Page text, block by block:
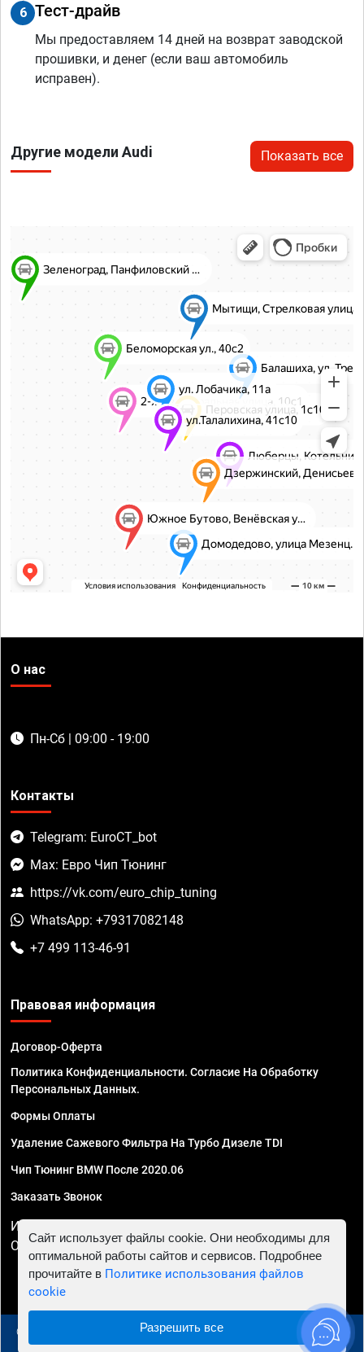
6 Тест-драйв
Мы предоставляем 14 дней на возврат заводской
прошивки, и денег (если ваш автомобиль
исправен).
Другие модели Audi Показать все
О нас
Пн-Сб | 09:00 - 19:00
Контакты
Telegram: EuroCT_bot
Max: Евро Чип Тюнинг
https://vk.com/euro_chip_tuning
WhatsApp: +79317082148
+7 499 113-46-91
Правовая информация
Договор-Оферта
Политика Конфиденциальности. Согласие На Обработку
Персональных Данных.
Формы Оплаты
Удаление Сажевого Фильтра На Турбо Дизеле TDI
Чип Тюнинг BMW После 2020.06
Заказать Звонок
ИП Смирнов Георгий Павлович. ИНН 781302555843,
ОГРНИП 324470400032610
© 2010 - 2026 Чип тюнинг в Москве и МО - Автосервис
Сайт использует файлы cookie. Они необходимы для
оптимальной работы сайтов и сервисов. Подробнее
прочитайте в Политике использования файлов
cookie
Разрешить все